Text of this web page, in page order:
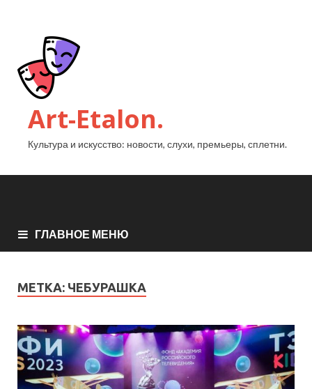
Art-Etalon.
Культура и искусство: новости, слухи, премьеры, сплетни.
ГЛАВНОЕ МЕНЮ
МЕТКА: ЧЕБУРАШКА